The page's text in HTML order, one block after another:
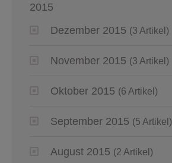
2015
Dezember 2015 (3 Artikel)
November 2015 (3 Artikel)
Oktober 2015 (6 Artikel)
September 2015 (5 Artikel)
August 2015 (2 Artikel)